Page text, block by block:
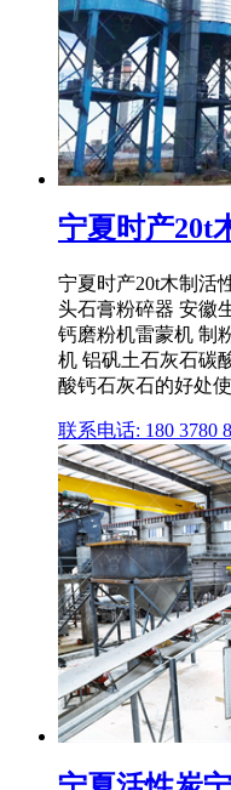
宁夏时产20t
宁夏时产20t木制活
头石膏粉碎器 安徽
钙磨粉机雷蒙机 制
机 铝矾土石灰石碳
酸钙石灰石的好处
联系电话: 180 3780